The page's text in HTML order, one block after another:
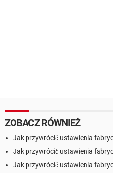
ZOBACZ RÓWNIEŻ
Jak przywrócić ustawienia
Jak przywrócić ustawienia
Jak przywrócić ustawienia